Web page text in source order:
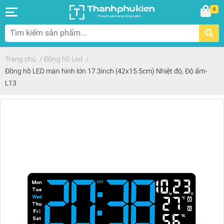
0
Trang chủ / Đồng hồ Led /
Đồng hồ LED màn hình lớn 17.3inch (42x15.5cm) Nhiệt độ, Độ ẩm-
L13